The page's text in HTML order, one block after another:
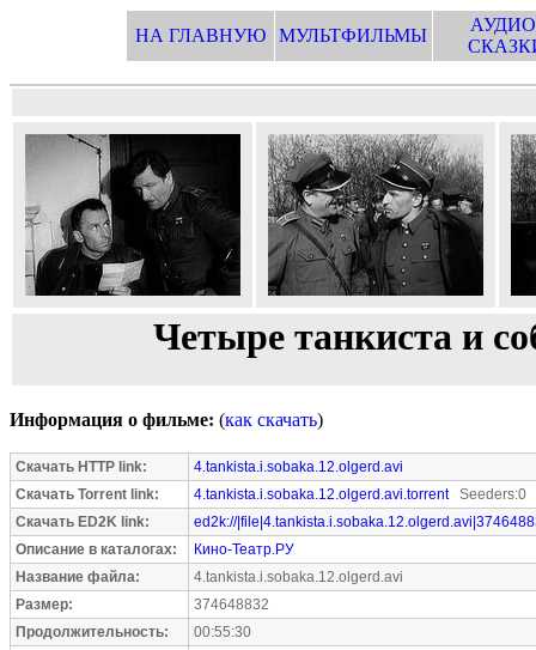
НА ГЛАВНУЮ МУЛЬТФИЛЬМЫ
Четыре танкиста и
Информация о фильме: (как скачать)
Скачать HTTP link:
4.tankista.i.sobaka.12.olgerd.avi
Скачать Torrent link:
4.tankista.i.sobaka.12.olgerd.avi.torrentSeeders:0
Скачать ED2K link:
ed2k://
Описание в каталогах:
Кино-Театр.РУ
Название файла:
4.tankista.i.sobaka.12.olgerd.avi
Размер:
374648832
Продолжительность:
00:55:30